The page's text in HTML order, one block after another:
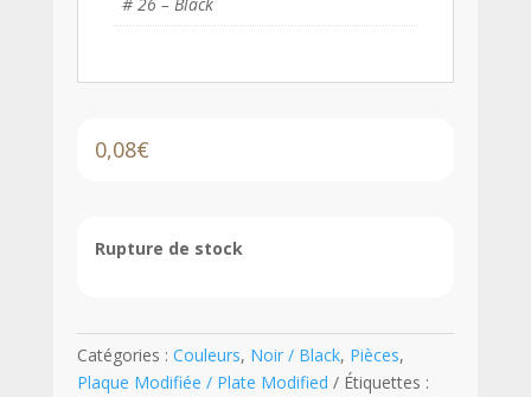
# 26 – Black
0,08€
Rupture de stock
Catégories : Couleurs, Noir / Black, Pièces,
Plaque Modifiée / Plate Modified
Étiquettes :